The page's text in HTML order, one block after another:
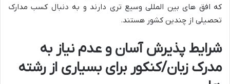
که افق های بین المللی وسیع تری دارند و به دنبال کسب مدارک
تحصیلی از چندین کشور هستند.
شرایط پذیرش آسان و عدم نیاز به
مدرک زبان/کنکور برای بسیاری از رشته